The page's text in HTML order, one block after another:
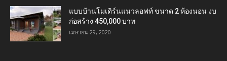
แบบบ้านโมเดิร์นแนวลอฟท์ ขนาด 2 ห้องนอน งบ
ก่อสร้าง 450,000 บาท
เมษายน 29, 2020